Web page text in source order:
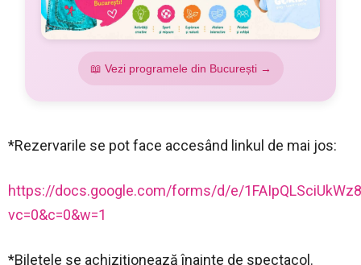
📖 Vezi programele din București →
*Rezervarile se pot face accesând linkul de mai jos:
https://docs.google.com/forms/d/e/
vc=0&c=0&w=1
*Biletele se achiziționează înainte de spectacol.